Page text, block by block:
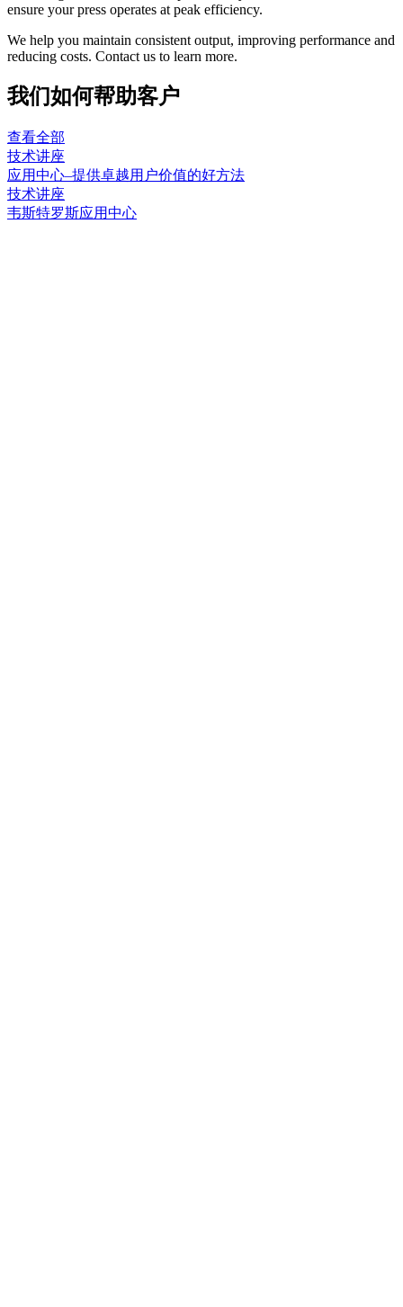
ensure your press operates at peak efficiency.
We help you maintain consistent output, improving performance and
reducing costs. Contact us to learn more.
我们如何帮助客户
查看全部
技术讲座
应用中心–提供卓越用户价值的好方法
技术讲座
韦斯特罗斯应用中心